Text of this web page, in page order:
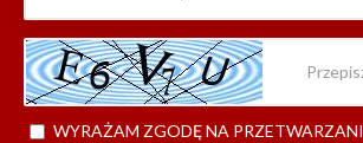
WYRAŻAM ZGODĘ NA